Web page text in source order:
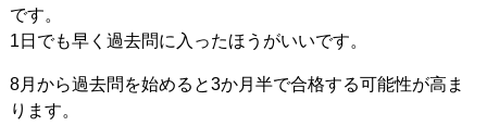
です。
1日でも早く過去問に入ったほうがいいです。
8月から過去問を始めると3か月半で合格する可能性が高ま
ります。